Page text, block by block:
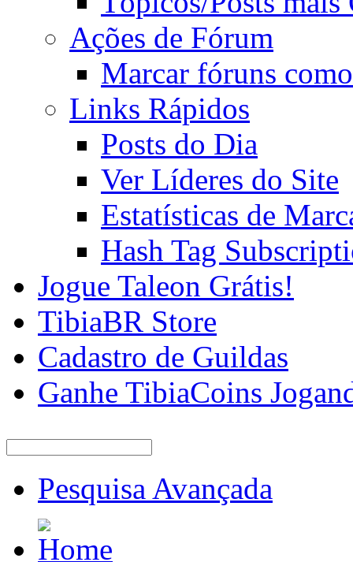
Ações de Fórum
Marcar fóruns
Links Rápidos
Posts do Dia
Ver Líderes do Site
Estatísticas de
Hash Tag
Jogue Taleon Grátis!
TibiaBR Store
Cadastro de Guildas
Ganhe TibiaCoins
Pesquisa Avançada